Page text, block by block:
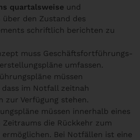
quartalsweise und
über den Zustand des
schriftlich berichten zu
muss Geschäftsfortführungs-
umfassen.
müssen
im Notfall zeitnah
zur Verfügung stehen.
müssen innerhalb eines
Zeitraums die Rückkehr zum
Bei Notfällen ist eine